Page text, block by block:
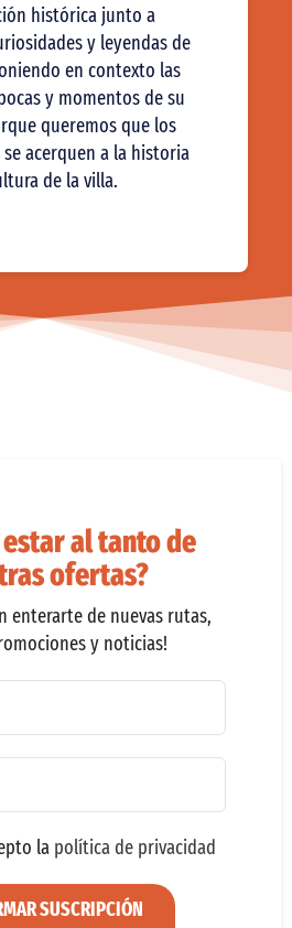
histórica junto a
y leyendas de
en contexto las
y momentos de su
queremos que los
acerquen a la historia
de la villa.
al tanto de
ofertas?
enterarte de nuevas rutas,
y noticias!
la política de privacidad